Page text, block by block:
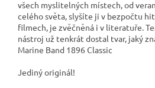
všech myslitelných místech, od
celého světa, slyšíte ji v bezpočtu
filmech, je zvěčněná i v literatuře.
nástroj už tenkrát dostal tvar, jaký
Marine Band 1896 Classic
Jediný originál!